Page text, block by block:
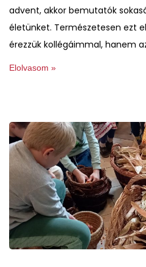
advent, akkor bemutatók
életünket. Természetesen ezt
érezzük kollégáimmal, hanem
Elolvasom »